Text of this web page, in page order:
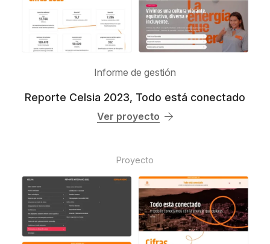
Informe de gestión
Reporte Celsia 2023, Todo está conectado
Ver proyecto
Proyecto